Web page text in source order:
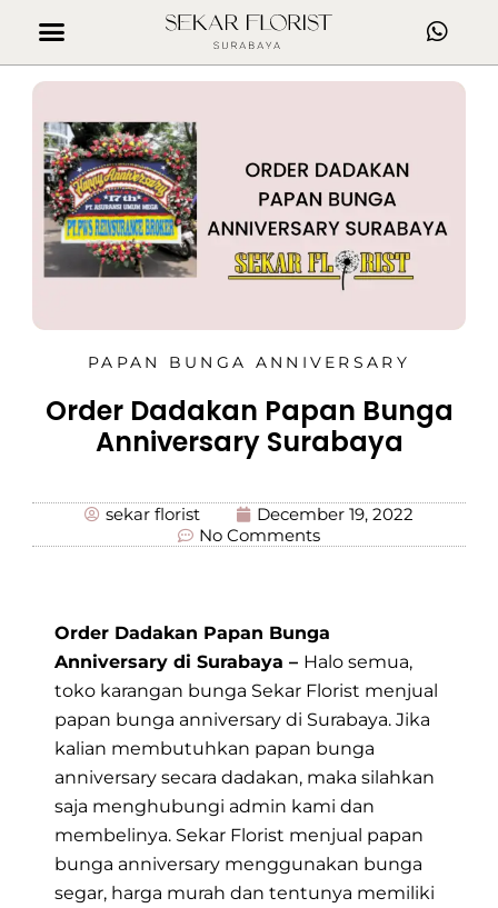
PAPAN BUNGA ANNIVERSARY
Order Dadakan Papan Bunga
Anniversary Surabaya
sekar florist
December 19, 2022
No Comments
Order Dadakan Papan Bunga
Anniversary di Surabaya – Halo semua,
toko karangan bunga Sekar Florist menjual
papan bunga anniversary di Surabaya. Jika
kalian membutuhkan papan bunga
anniversary secara dadakan, maka silahkan
saja menghubungi admin kami dan
membelinya. Sekar Florist menjual papan
bunga anniversary menggunakan bunga
segar, harga murah dan tentunya memiliki